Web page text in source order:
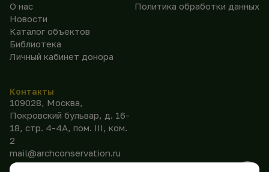
О нас
Новости
Каталог объектов
Библиотека
Личный кабинет донора
Политика обработки данных
Контакты
109028, Москва,
Покровский бульвар, д. 16-
18, стр. 4-4А, пом. III, ком.
2
mail@archconservation.ru